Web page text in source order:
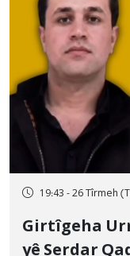
19:43 - 26 Tîrmeh
Girtîgeha
yê Serdar